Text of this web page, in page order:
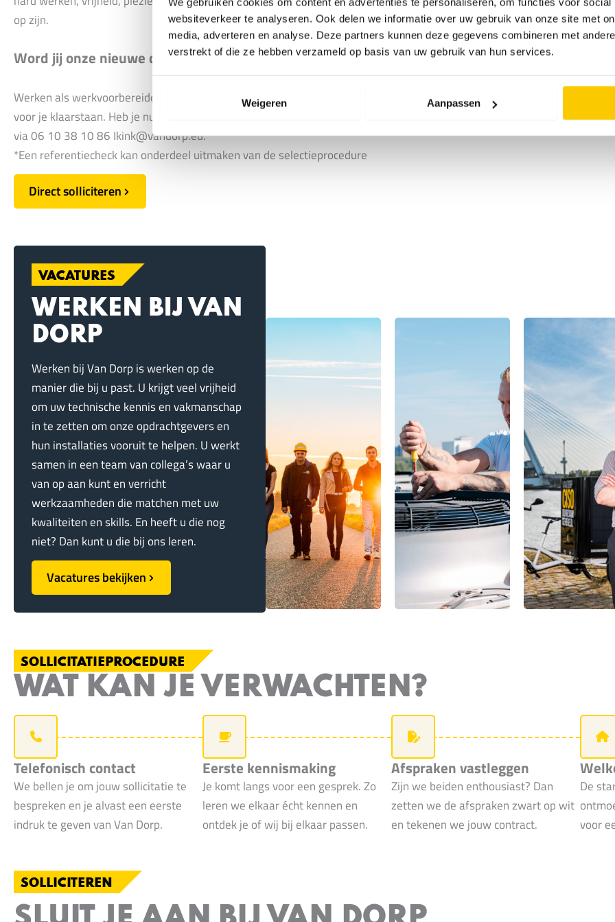
websiteverkeer te analyseren. Ook delen we informatie over uw gebruik van onze site met
media, adverteren en analyse. Deze partners kunnen deze gegevens combineren met
verstrekt of die ze hebben verzameld op basis van uw gebruik van hun services.
Weigeren Aanpassen
op zijn.
Word jij onze nieuwe dorpsgenoot?
Werken als werkvoorbereider is werken op de manier die bij jou past, samen met collega’s die altijd
voor je klaarstaan. Heb je nu al vragen? Kom maar door: Stijn geeft graag antwoord. Schakel met Stijn
via 06 10 38 10 86 Ikink@vandorp.eu.
*Een referentiecheck kan onderdeel uitmaken van de selectieprocedure
Direct solliciteren
VACATURES
WERKEN BIJ VAN
DORP
Werken bij Van Dorp is werken op de
manier die bij u past. U krijgt veel vrijheid
om uw technische kennis en vakmanschap
in te zetten om onze opdrachtgevers en
hun installaties vooruit te helpen. U werkt
samen in een team van collega’s waar u
van op aan kunt en verricht
werkzaamheden die matchen met uw
kwaliteiten en skills. En heeft u die nog
niet? Dan kunt u die bij ons leren.
Vacatures bekijken
SOLLICITATIEPROCEDURE
WAT KAN JE VERWACHTEN?
Telefonisch contact
We bellen je om jouw sollicitatie te
bespreken en je alvast een eerste
indruk te geven van Van Dorp.
Eerste kennismaking
Je komt langs voor een gesprek. Zo
leren we elkaar écht kennen en
ontdek je of wij bij elkaar passen.
Afspraken vastleggen
Zijn we beiden enthousiast? Dan
zetten we de afspraken zwart op wit
en tekenen we jouw contract.
De
voor
SOLLICITEREN